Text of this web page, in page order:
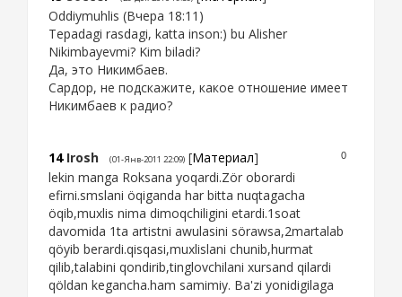
Oddiymuhlis (Вчера 18:11)
Tepadagi rasdagi, katta inson:) bu Alisher
Nikimbayevmi? Kim biladi?
Да, это Никимбаев.
Сардор, не подскажите, какое отношение имеет
Никимбаев к радио?
0
14 Irosh (01-Янв-2011 22:09) [Материал]
lekin manga Roksana yoqardi.Zör oborardi
efirni.smslani öqiganda har bitta nuqtagacha
öqib,muxlis nima dimoqchiligini etardi.1soat
davomida 1ta artistni awulasini sörawsa,2martalab
qöyib berardi.qisqasi,muxlislani chunib,hurmat
qilib,talabini qondirib,tinglovchilani xursand qilardi
qöldan kegancha.ham samimiy. Ba'zi yonidigilaga